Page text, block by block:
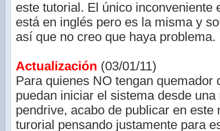
este tutorial. El único inconveniente
está en inglés pero es la misma y
así que no creo que haya problema.
Actualización (03/01/11)
Para quienes NO tengan quemador
puedan iniciar el sistema desde
pendrive, acabo de publicar en este
turorial pensando justamente para